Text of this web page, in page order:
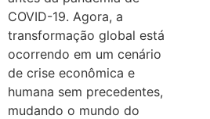
COVID-19. Agora, a
transformação global está
ocorrendo em um cenário
de crise econômica e
humana sem precedentes,
mudando o mundo do